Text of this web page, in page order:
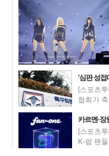
'심판 성
[스포츠
협회가
카르멘·
[스포츠
K-팝 팬